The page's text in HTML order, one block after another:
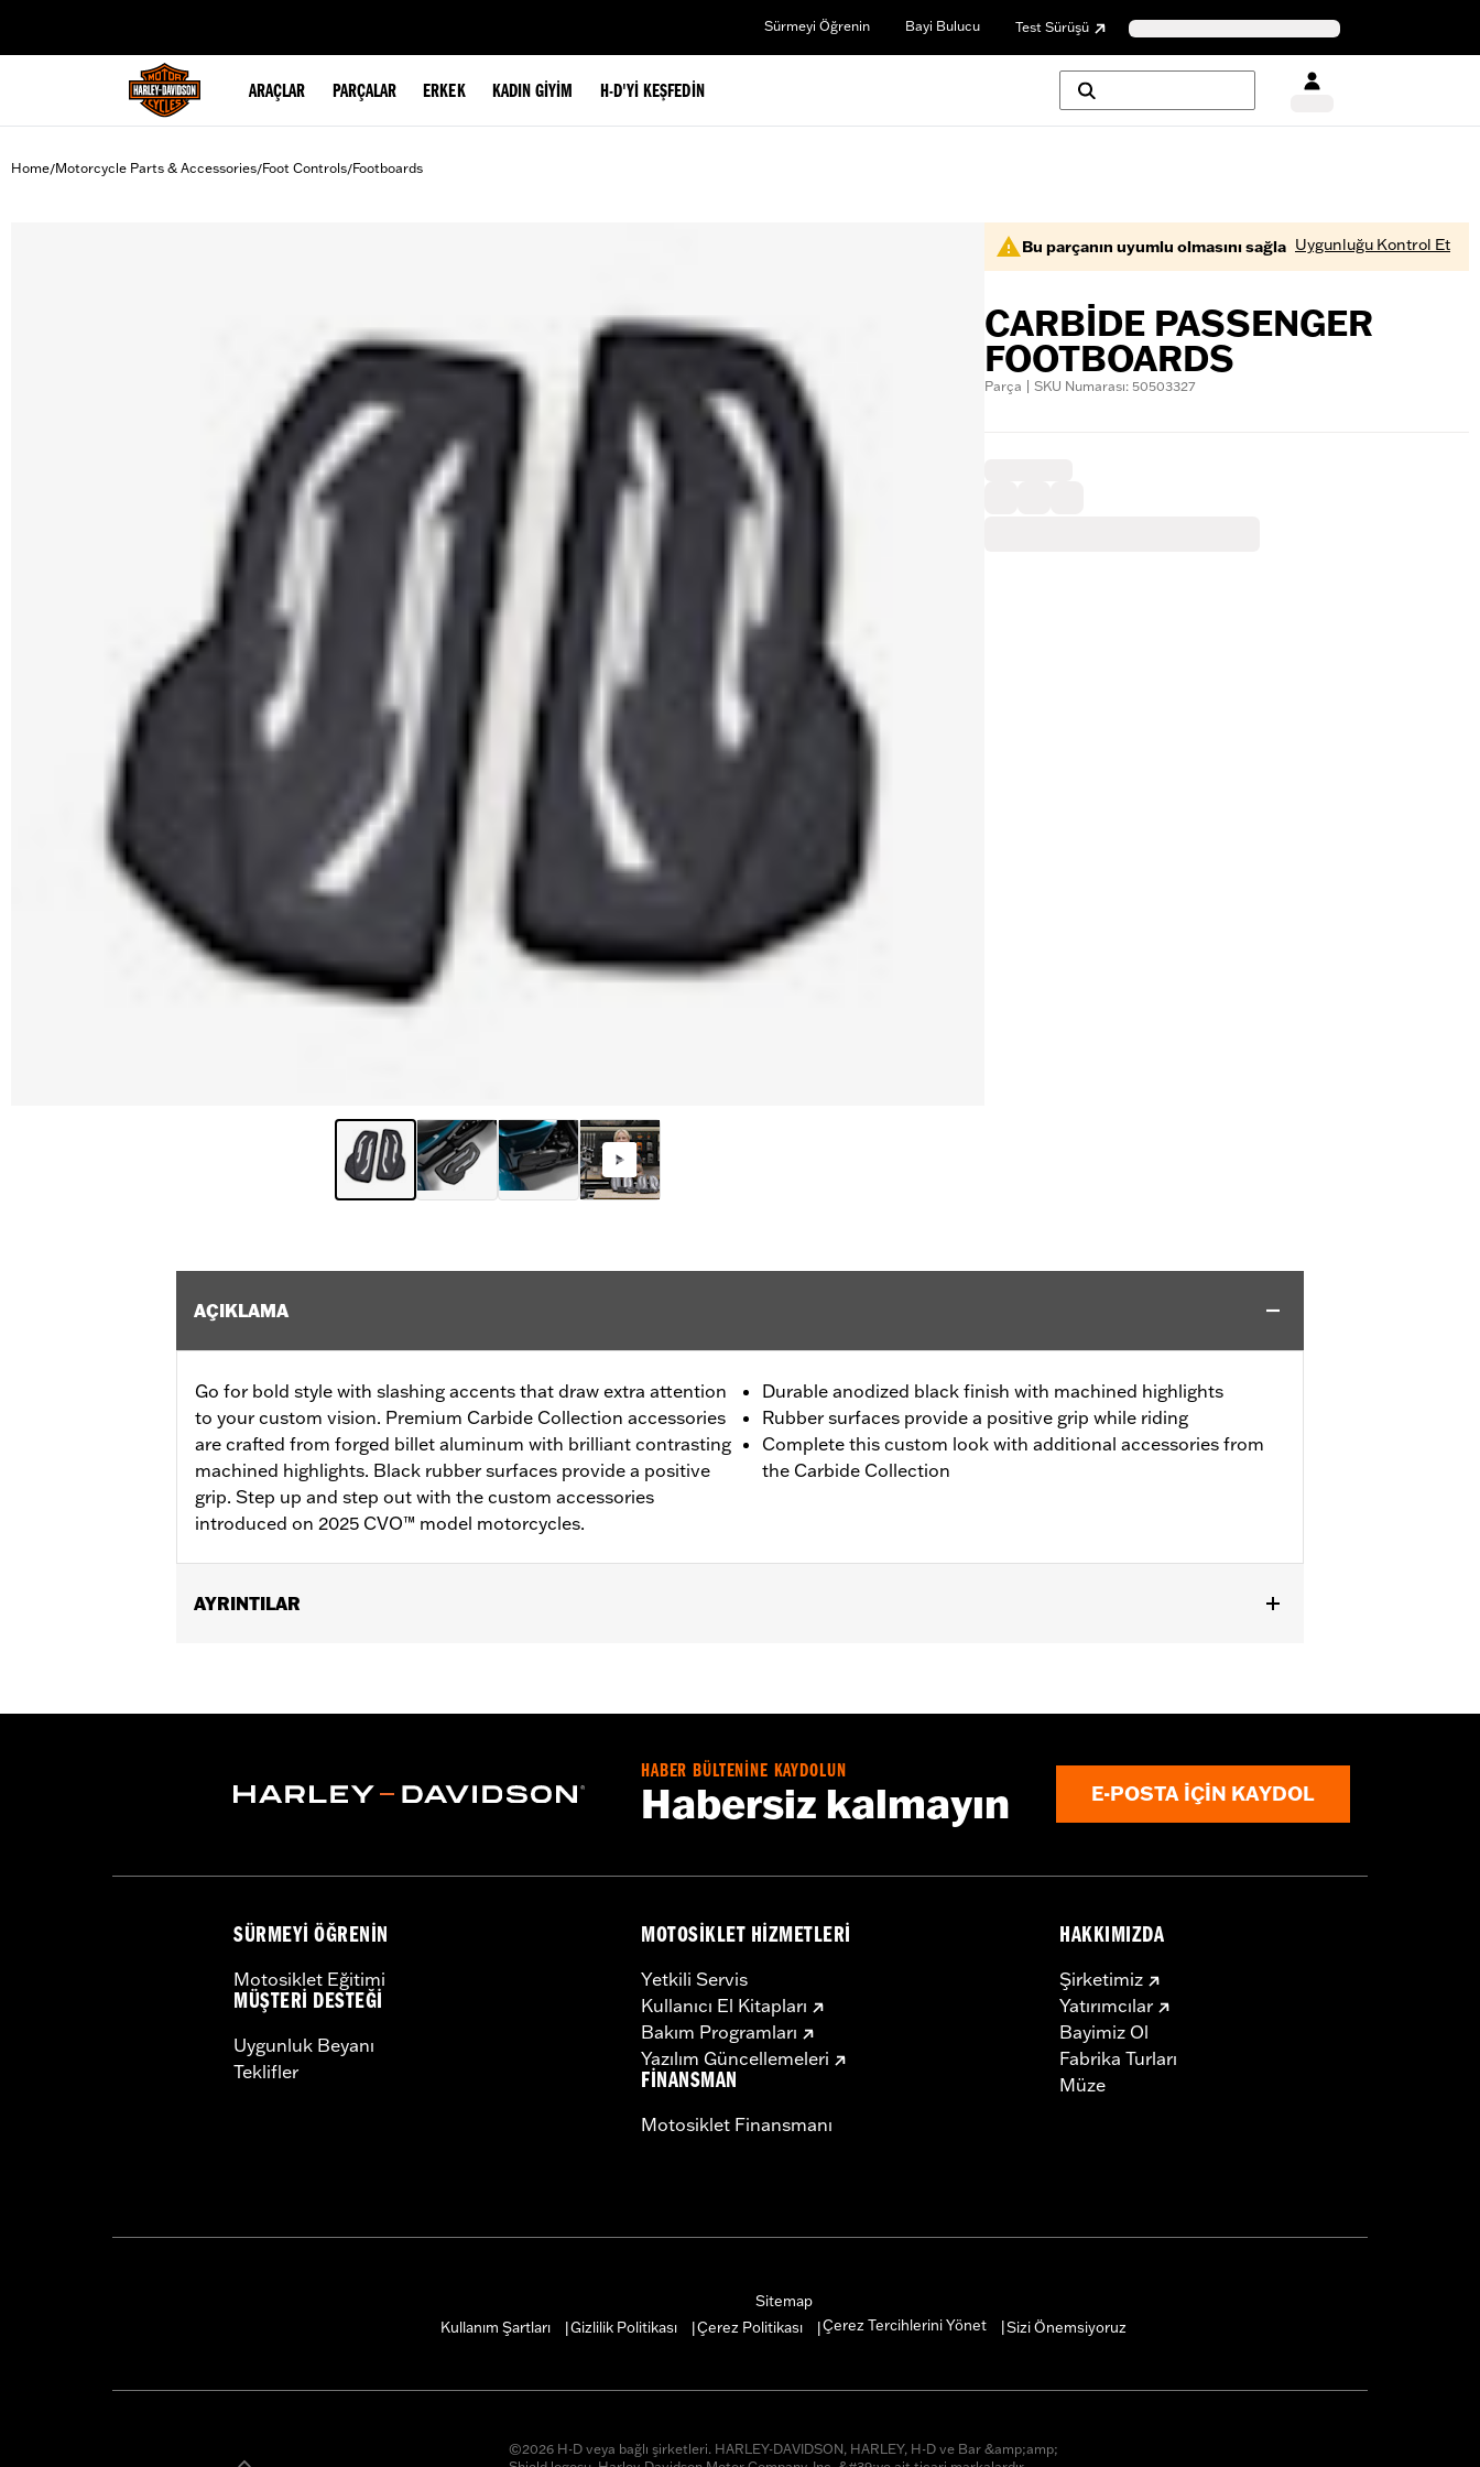
Sürmeyi Öğrenin Bayi Bulucu Test Sürüşü
ARAÇLAR PARÇALAR ERKEK KADIN GIYIM H-D'YI KEŞFEDIN
Home/Motorcycle Parts & Accessories/Foot Controls/Footboards
Bu parçanın uyumlu olmasını sağla Uygunluğu Kontrol Et
CARBIDE PASSENGER
FOOTBOARDS
Parça | SKU Numarası: 50503327
AÇIKLAMA
Go for bold style with slashing accents that draw extra attention
to your custom vision. Premium Carbide Collection accessories
are crafted from forged billet aluminum with brilliant contrasting
machined highlights. Black rubber surfaces provide a positive
grip. Step up and step out with the custom accessories
introduced on 2025 CVO™ model motorcycles.
Durable anodized black finish with machined highlights
Rubber surfaces provide a positive grip while riding
Complete this custom look with additional accessories from
the Carbide Collection
AYRINTILAR
Collection:Carbide
In the Box:Left and right footboards, installation instructions
HABER BÜLTENİNE KAYDOLUN
Habersiz kalmayın E-POSTA IÇIN KAYDOL
SÜRMEYI ÖĞRENIN
Motosiklet Eğitimi
MÜŞTERI DESTEĞI
Uygunluk Beyanı
Teklifler
MOTOSIKLET HIZMETLERI
Yetkili Servis
Kullanıcı El Kitapları
Bakım Programları
Yazılım Güncellemeleri
FINANSMAN
Motosiklet Finansmanı
HAKKIMIZDA
Şirketimiz
Yatırımcılar
Bayimiz Ol
Fabrika Turları
Müze
Sitemap
Kullanım Şartları
Gizlilik Politikası Çerez Politikası Çerez Tercihlerini Yönet Sizi Önemsiyoruz
©2026 H-D veya bağlı şirketleri. HARLEY-DAVIDSON, HARLEY, H-D ve Bar &amp;amp;